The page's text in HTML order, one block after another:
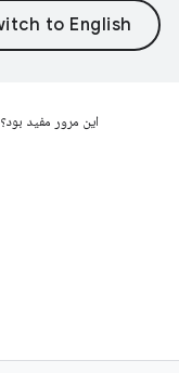
این مرور مفید بود؟